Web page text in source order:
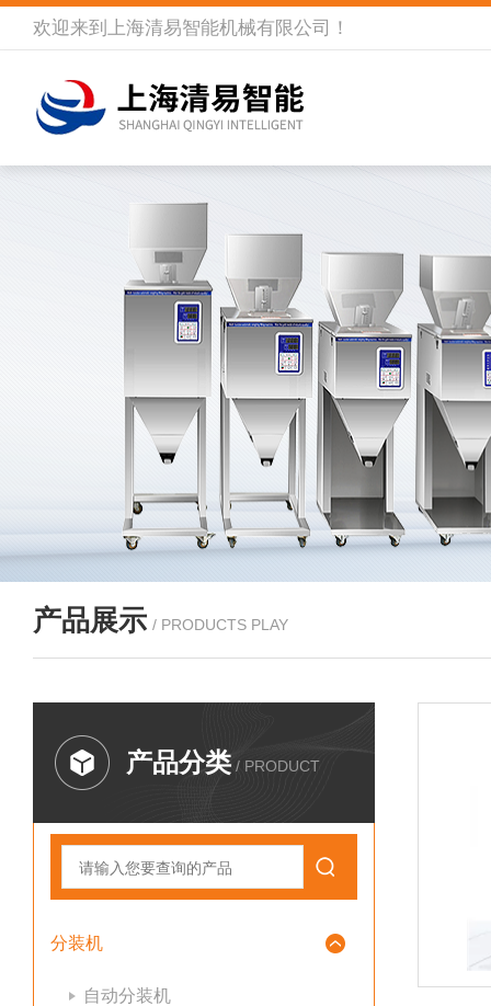
欢迎来到 上海清易智能机械有限公司 ！
产品展示 / PRODUCTS PLAY
产品分类 / PRODUCT
分装机
自动分装机